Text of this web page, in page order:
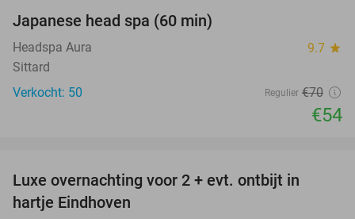
Japanese head spa (60 min)
Headspa Aura 9.7 star
Sittard
Verkocht: 50
Regulier €70
€54
Luxe overnachting voor 2 + evt. ontbijt in
hartje Eindhoven